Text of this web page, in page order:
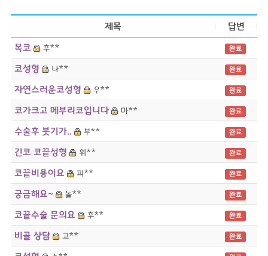
제목 답변
복코 후** 완료
코성형 나** 완료
자연스러운코성형 우** 완료
코가크고 메부리코입니다 마** 완료
수술후 붓기가.. 부** 완료
긴코 코끝성형 휘** 완료
코끝비용이요 피** 완료
궁금해요~ 놀** 완료
코끝수술 문의요 후** 완료
비골 상담 고** 완료